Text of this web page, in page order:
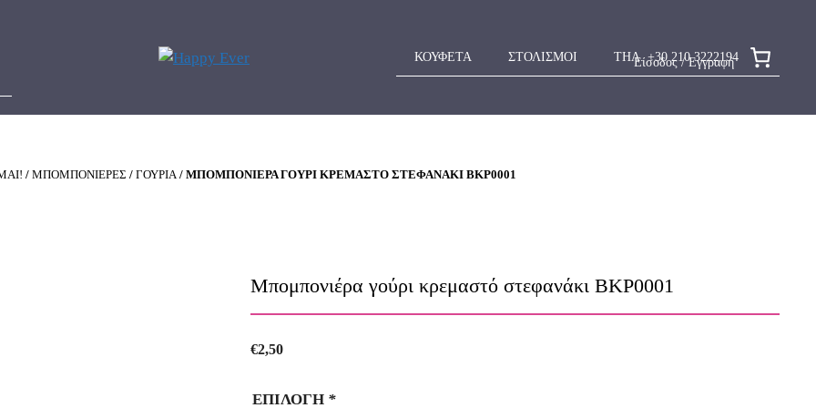
Είσοδος / Εγγραφή
ΚΟΥΦΕΤΑ ΣΤΟΛΙΣΜΟΙ ΤΗΛ. +30 210 3222194
/ ΜΠΟΜΠΟΝΙΕΡΕΣ / ΓΟΥΡΙΑ/ ΜΠΟΜΠΟΝΙΈΡΑ ΓΟΎΡΙ ΚΡΕΜΑΣΤΌ ΣΤΕΦΑΝΆΚΙ ΒΚΡ0001
Μπομπονιέρα γούρι κρεμαστό στεφανάκι ΒΚΡ0001
€2,50
ΕΠΙΛΟΓΗ *